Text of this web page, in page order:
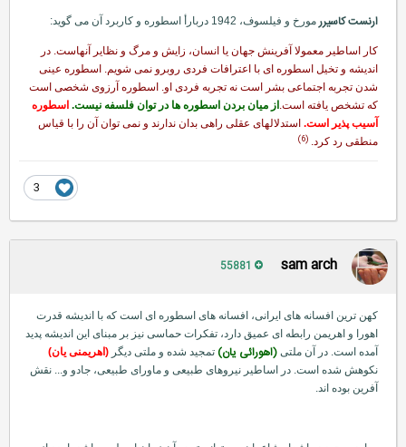
ارنست كاسیررمورخ و فیلسوف، 1942 دربارأ اسطوره و كاربرد آن می گوید:
كار اساطیر معمولا آفرینش جهان یا انسان، زایش و مرگ و نظایر آنهاست. در
اندیشه و تخیل اسطوره ای با اعترافات فردی روبرو نمی شویم. اسطوره عینی
شدن تجربه اجتماعی بشر است نه تجربه فردی او. اسطوره آرزوی شخصی است
كه تشخص یافته است.از میان بردن اسطوره ها در توان فلسفه نیست. اسطوره
آسیب پذیر است.استدلالهای عقلی راهی بدان ندارند و نمی توان آن را با قیاس
منطقی رد كرد.(6)
sam arch
كهن ترین افسانه های ایرانی، افسانه های اسطوره ای است كه با اندیشه قدرت
اهورا و اهریمن رابطه ای عمیق دارد، تفكرات حماسی نیز بر مبنای این اندیشه پدید
آمده است. در آن ملتی(اهورائی یان)تمجید شده و ملتی دیگر(اهریمنی یان)
نكوهش شده است. در اساطیر نیروهای طبیعی و ماورای طبیعی، جادو و... نقش
آفرین بوده اند.